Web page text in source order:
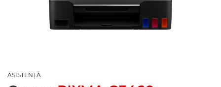
ASISTENŢĂ